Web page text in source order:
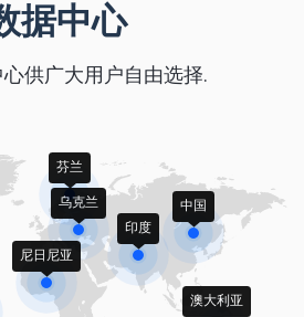
据中心
供广大用户自由选择.
尼日尼亚
芬兰
乌克兰
印度
中国
澳大利亚